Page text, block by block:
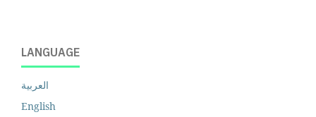
LANGUAGE
العربية
English